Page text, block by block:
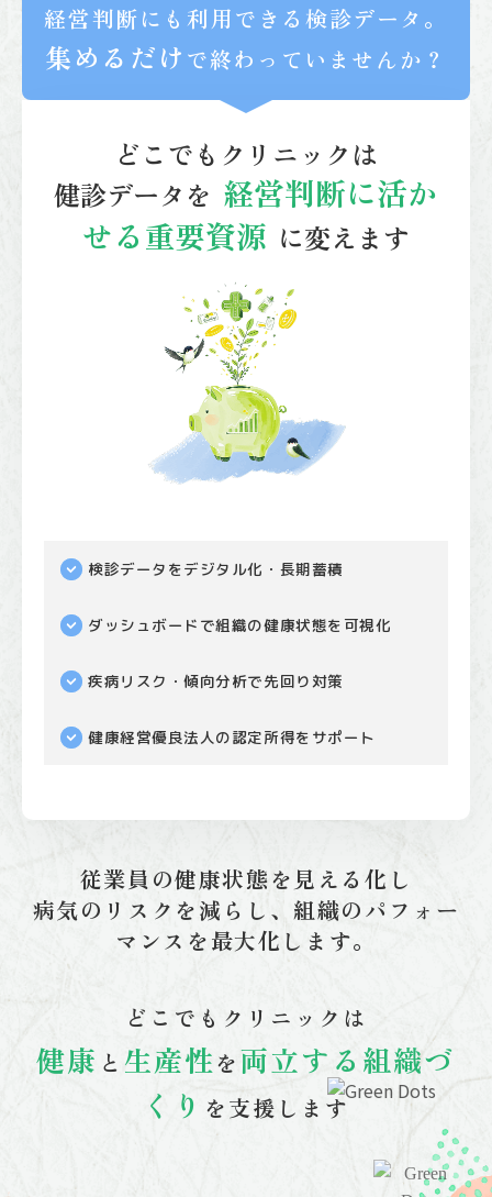
経営判断にも利用できる検診データ。
集めるだけ で終わっていませんか？
どこでもクリニックは
健診データを 経営判断に活か
せる重要資源 に変えます
検診データをデジタル化・長期蓄積
ダッシュボードで組織の健康状態を可視化
疾病リスク・傾向分析で先回り対策
健康経営優良法人の認定所得をサポート
従業員の健康状態を見える化し
病気のリスクを減らし、組織のパフォー
マンスを最大化します。
どこでもクリニックは
健康 と 生産性を両立する組織づ
くり を支援します